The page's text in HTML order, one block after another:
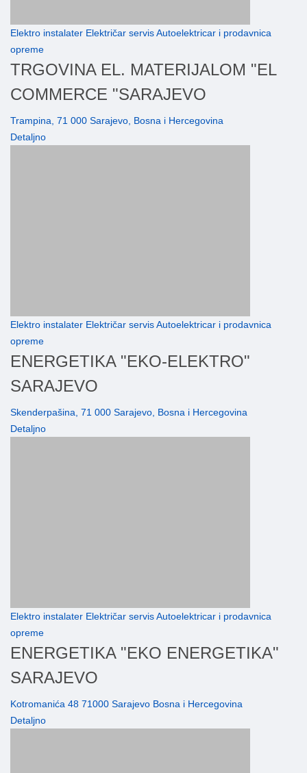
Elektro instalater Električar servis Autoelektricar i prodavnica
opreme
TRGOVINA EL. MATERIJALOM "EL
COMMERCE "SARAJEVO
Trampina, 71 000 Sarajevo, Bosna i Hercegovina
Detaljno
Elektro instalater Električar servis Autoelektricar i prodavnica
opreme
ENERGETIKA "EKO-ELEKTRO"
SARAJEVO
Skenderpašina, 71 000 Sarajevo, Bosna i Hercegovina
Detaljno
Elektro instalater Električar servis Autoelektricar i prodavnica
opreme
ENERGETIKA "EKO ENERGETIKA"
SARAJEVO
Kotromanića 48 71000 Sarajevo Bosna i Hercegovina
Detaljno